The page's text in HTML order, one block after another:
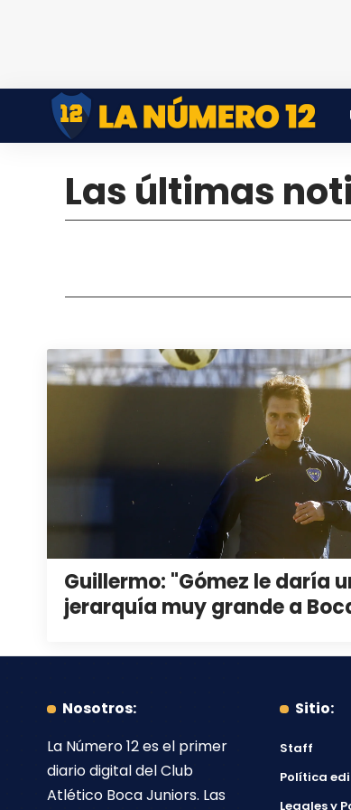
Las últimas
Guillermo: "Gómez le daría
jerarquía muy grande a
Nosotros:
La Número 12es el primer
diario digital delClub
Atlético Boca Juniors. Las
Sitio:
Staff
Política
Legales y